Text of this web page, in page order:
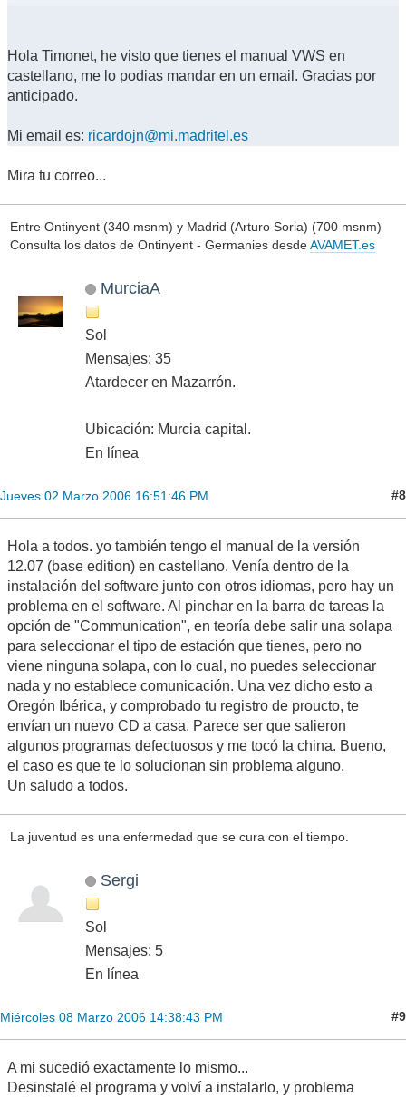
Hola Timonet, he visto que tienes el manual VWS en
castellano, me lo podias mandar en un email. Gracias por
anticipado.
Mi email es: ricardojn@mi.madritel.es
Mira tu correo...
Entre Ontinyent (340 msnm) y Madrid (Arturo Soria) (700 msnm)
Consulta los datos de Ontinyent - Germanies desdeAVAMET.es
MurciaA
Sol
Mensajes: 35
Atardecer en Mazarrón.
Ubicación: Murcia capital.
En línea
Jueves 02 Marzo 2006 16:51:46 PM #8
Hola a todos. yo también tengo el manual de la versión
12.07 (base edition) en castellano. Venía dentro de la
instalación del software junto con otros idiomas, pero hay un
problema en el software. Al pinchar en la barra de tareas la
opción de "Communication", en teoría debe salir una solapa
para seleccionar el tipo de estación que tienes, pero no
viene ninguna solapa, con lo cual, no puedes seleccionar
nada y no establece comunicación. Una vez dicho esto a
Oregón Ibérica, y comprobado tu registro de proucto, te
envían un nuevo CD a casa. Parece ser que salieron
algunos programas defectuosos y me tocó la china. Bueno,
el caso es que te lo solucionan sin problema alguno.
Un saludo a todos.
La juventud es una enfermedad que se cura con el tiempo.
Sergi
Sol
Mensajes: 5
En línea
Miércoles 08 Marzo 2006 14:38:43 PM #9
A mi sucedió exactamente lo mismo...
Desinstalé el programa y volví a instalarlo, y problema